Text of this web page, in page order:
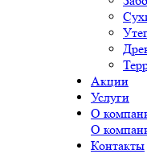
Акции
Услуги
О
О
Контакты